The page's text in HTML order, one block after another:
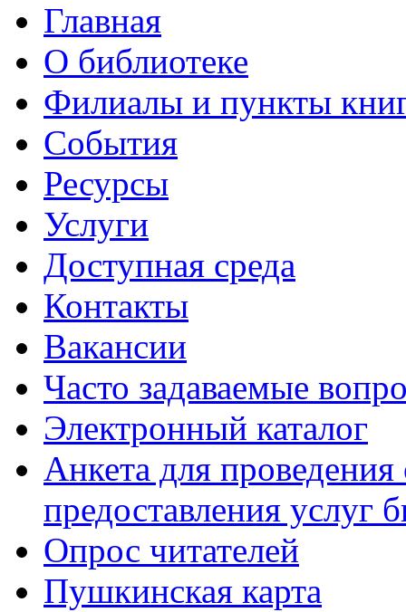
Главная
О библиотеке
Филиалы и пункты
События
Ресурсы
Услуги
Доступная среда
Контакты
Вакансии
Часто задаваемые
Электронный каталог
Анкета для проведения
предоставления услуг
Опрос читателей
Пушкинская карта